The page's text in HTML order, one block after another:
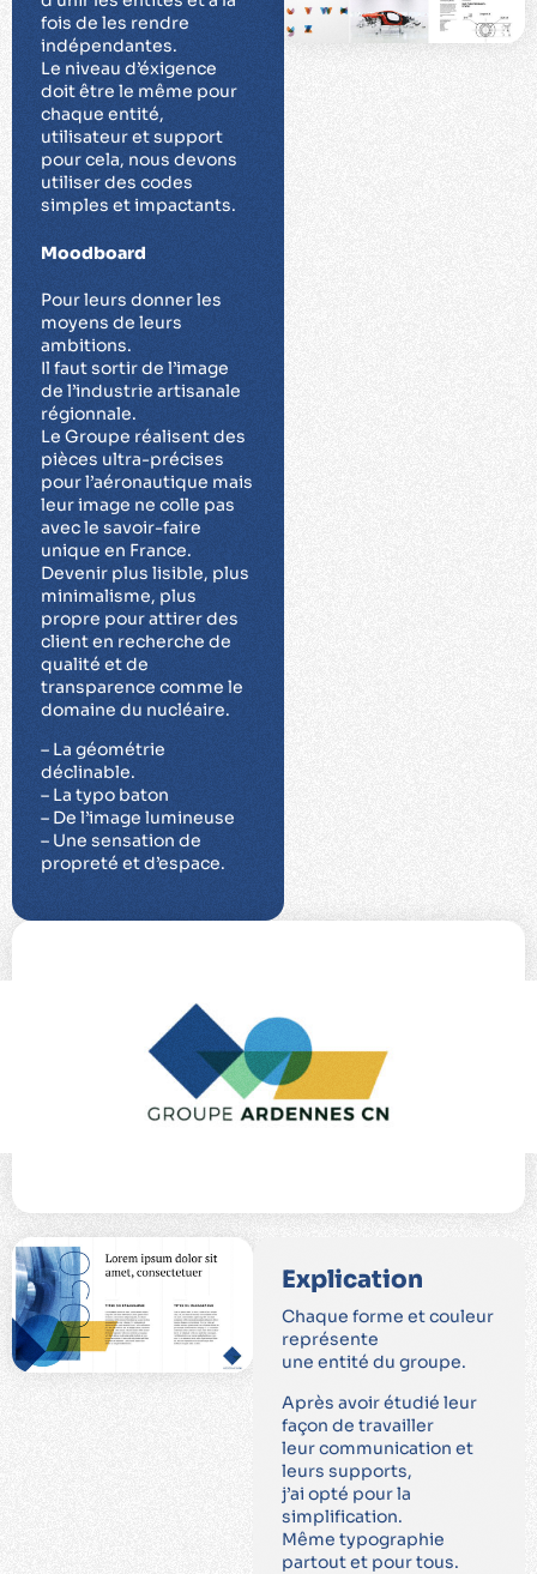
fois de les rendre
indépendantes.
Le niveau d’éxigence
doit être le même pour
chaque entité,
utilisateur et support
pour cela, nous devons
utiliser des codes
simples et impactants.
Moodboard
Pour leurs donner les
moyens de leurs
ambitions.
Il faut sortir de l’image
de l’industrie artisanale
régionnale.
Le Groupe réalisent des
pièces ultra-précises
pour l’aéronautique mais
leur image ne colle pas
avec le savoir-faire
unique en France.
Devenir plus lisible, plus
minimalisme, plus
propre pour attirer des
client en recherche de
qualité et de
transparence comme le
domaine du nucléaire.
– La géométrie
déclinable.
– La typo baton
– De l’image lumineuse
– Une sensation de
propreté et d’espace.
Explication
Chaque forme et couleur
représente
une entité du groupe.
Après avoir étudié leur
façon de travailler
leur communication et
leurs supports,
j’ai opté pour la
simpliﬁcation.
Même typographie
partout et pour tous.